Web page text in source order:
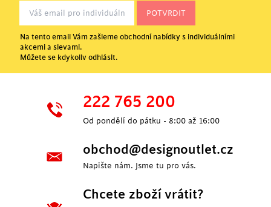
Na tento email Vám zašleme obchodní nabídky s individuálními
akcemi a slevami.
Můžete se kdykoliv odhlásit.
222 765 200
Od pondělí do pátku - 8:00 až 16:00
obchod@designoutlet.cz
Napište nám. Jsme tu pro vás.
Chcete zboží vrátit?